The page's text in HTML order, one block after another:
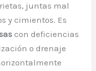
juntas mal
y cimientos. Es
con deficiencias
o drenaje